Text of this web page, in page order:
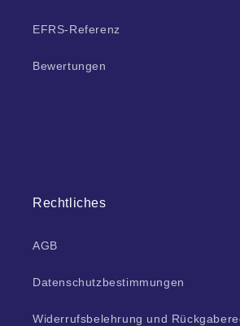
EFRS-Referenz
Bewertungen
Rechtliches
AGB
Datenschutzbestimmungen
Widerrufsbelehrung und